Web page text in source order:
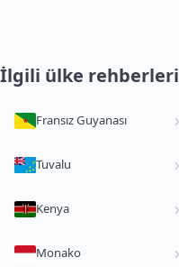
İlgili ülke rehberleri
Fransız Guyanası
Tuvalu
Kenya
Monako